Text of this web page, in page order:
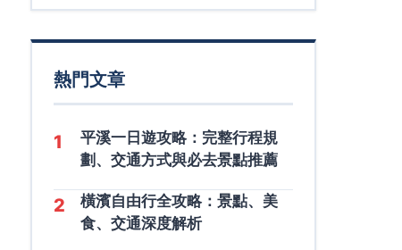
熱門文章
1
平溪一日遊攻略：完整行程規
劃、交通方式與必去景點推薦
2
橫濱自由行全攻略：景點、美
食、交通深度解析